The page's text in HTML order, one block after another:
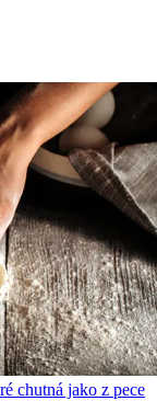
chutná jako z pece